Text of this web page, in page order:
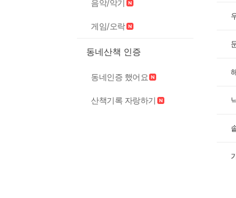
음악/악기
게임/오락
동네산책 인증
동네인증 했어요
산책기록 자랑하기